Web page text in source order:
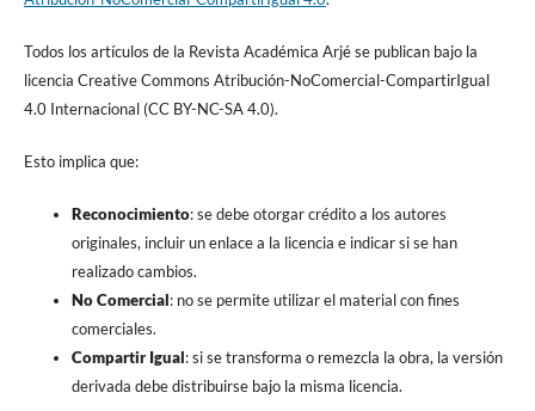
Todos los artículos de la Revista Académica Arjé se publican bajo la
licencia Creative Commons Atribución-NoComercial-CompartirIgual
4.0 Internacional (CC BY-NC-SA 4.0).
Esto implica que:
Reconocimiento: se debe otorgar crédito a los autores
originales, incluir un enlace a la licencia e indicar si se han
realizado cambios.
No Comercial: no se permite utilizar el material con fines
comerciales.
Compartir Igual: si se transforma o remezcla la obra, la versión
derivada debe distribuirse bajo la misma licencia.